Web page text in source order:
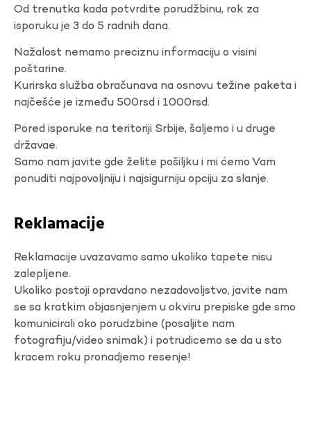
Od trenutka kada potvrdite porudžbinu, rok za
isporuku je 3 do 5 radnih dana.
Nažalost nemamo preciznu informaciju o visini
poštarine.
Kurirska služba obračunava na osnovu težine paketa i
najčešće je između 500rsd i 1000rsd.
Pored isporuke na teritoriji Srbije, šaljemo i u druge
državae.
Samo nam javite gde želite pošiljku i mi ćemo Vam
ponuditi najpovoljniju i najsigurniju opciju za slanje.
Reklamacije
Reklamacije uvazavamo samo ukoliko tapete nisu
zalepljene.
Ukoliko postoji opravdano nezadovoljstvo, javite nam
se sa kratkim objasnjenjem u okviru prepiske gde smo
komunicirali oko porudzbine (posaljite nam
fotografiju/video snimak) i potrudicemo se da u sto
kracem roku pronadjemo resenje!